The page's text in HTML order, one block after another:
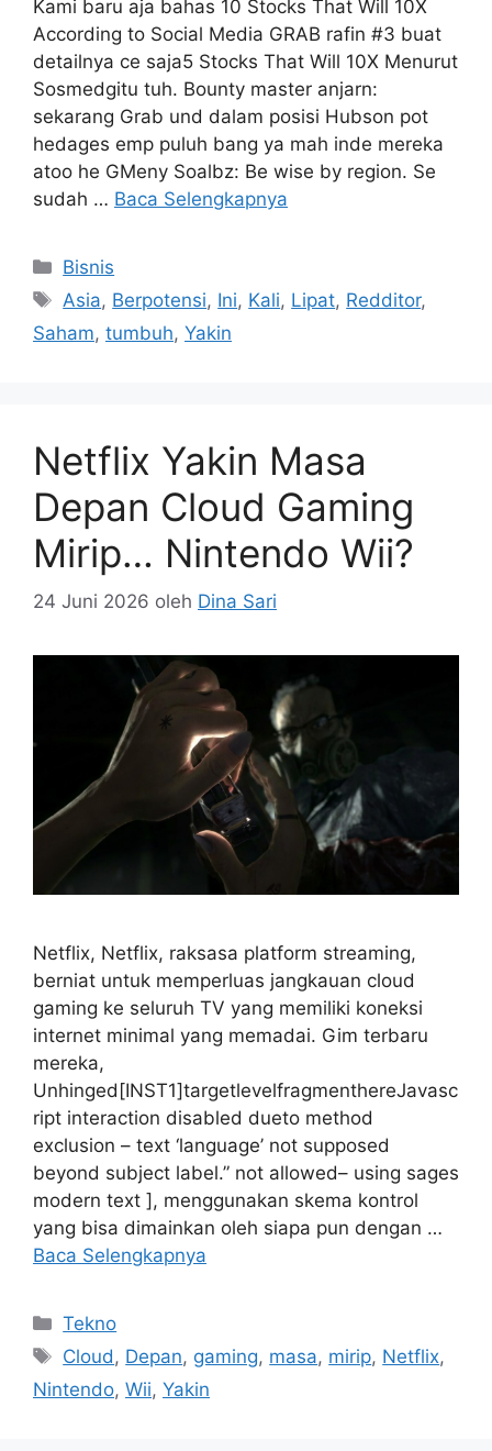
Kami baru aja bahas 10 Stocks That Will 10X
According to Social Media GRAB rafin #3 buat
detailnya ce saja5 Stocks That Will 10X Menurut
Sosmedgitu tuh. Bounty master anjarn:
sekarang Grab und dalam posisi Hubson pot
hedages emp puluh bang ya mah inde mereka
atoo he GMeny Soalbz: Be wise by region. Se
sudah … Baca Selengkapnya
Kategori
Bisnis
Tag
Asia, Berpotensi, Ini, Kali, Lipat, Redditor,
Saham, tumbuh, Yakin
Netflix Yakin Masa
Depan Cloud Gaming
Mirip… Nintendo Wii?
24 Juni 2026 oleh Dina Sari
Netflix, Netflix, raksasa platform streaming,
berniat untuk memperluas jangkauan cloud
gaming ke seluruh TV yang memiliki koneksi
internet minimal yang memadai. Gim terbaru
mereka,
Unhinged[INST1]targetlevelfragmenthereJavasc
ript interaction disabled dueto method
exclusion – text ‘language’ not supposed
beyond subject label.” not allowed– using sages
modern text ], menggunakan skema kontrol
yang bisa dimainkan oleh siapa pun dengan …
Baca Selengkapnya
Kategori
Tekno
Tag
Cloud, Depan, gaming, masa, mirip, Netflix,
Nintendo, Wii, Yakin